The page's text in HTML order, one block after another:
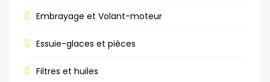
Embrayage et Volant-moteur
Essuie-glaces et pièces
Filtres et huiles